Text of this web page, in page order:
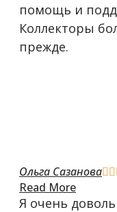
помощь и
Коллекторы
прежде.
Ольга Сазанова 
Read More
Я очень